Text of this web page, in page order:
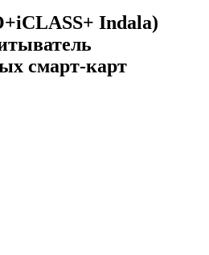
Indala)
смарт-карт